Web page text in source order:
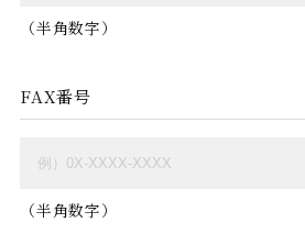
（半角数字）
FAX番号
（半角数字）